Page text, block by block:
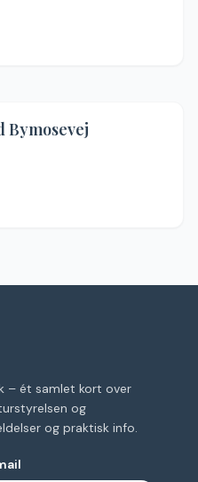
Bymosevej
– ét samlet kort over
og
og praktisk info.